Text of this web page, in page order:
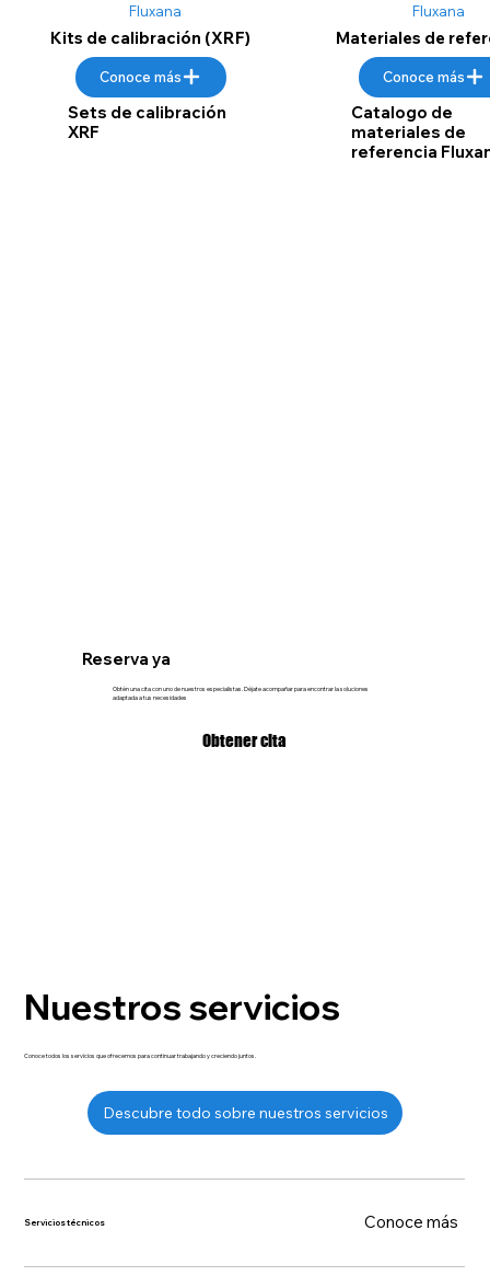
Fluxana
Kits de calibración (XRF)
Sets de calibración
XRF
Conoce más
Fluxana
Materiales de
Catalogo de
materiales de
referencia
Conoce más
Reserva ya
Obtén una cita con uno de nuestros especialistas. Déjate acompañar para encontrar la soluciones
adaptada a tus necesidades
Obtener cita
Nuestros servicios
Conoce todos los servicios que ofrecemos para continuar trabajando y creciendo juntos.
Descubre todo sobre nuestros servicios
Servicios técnicos Conoce más